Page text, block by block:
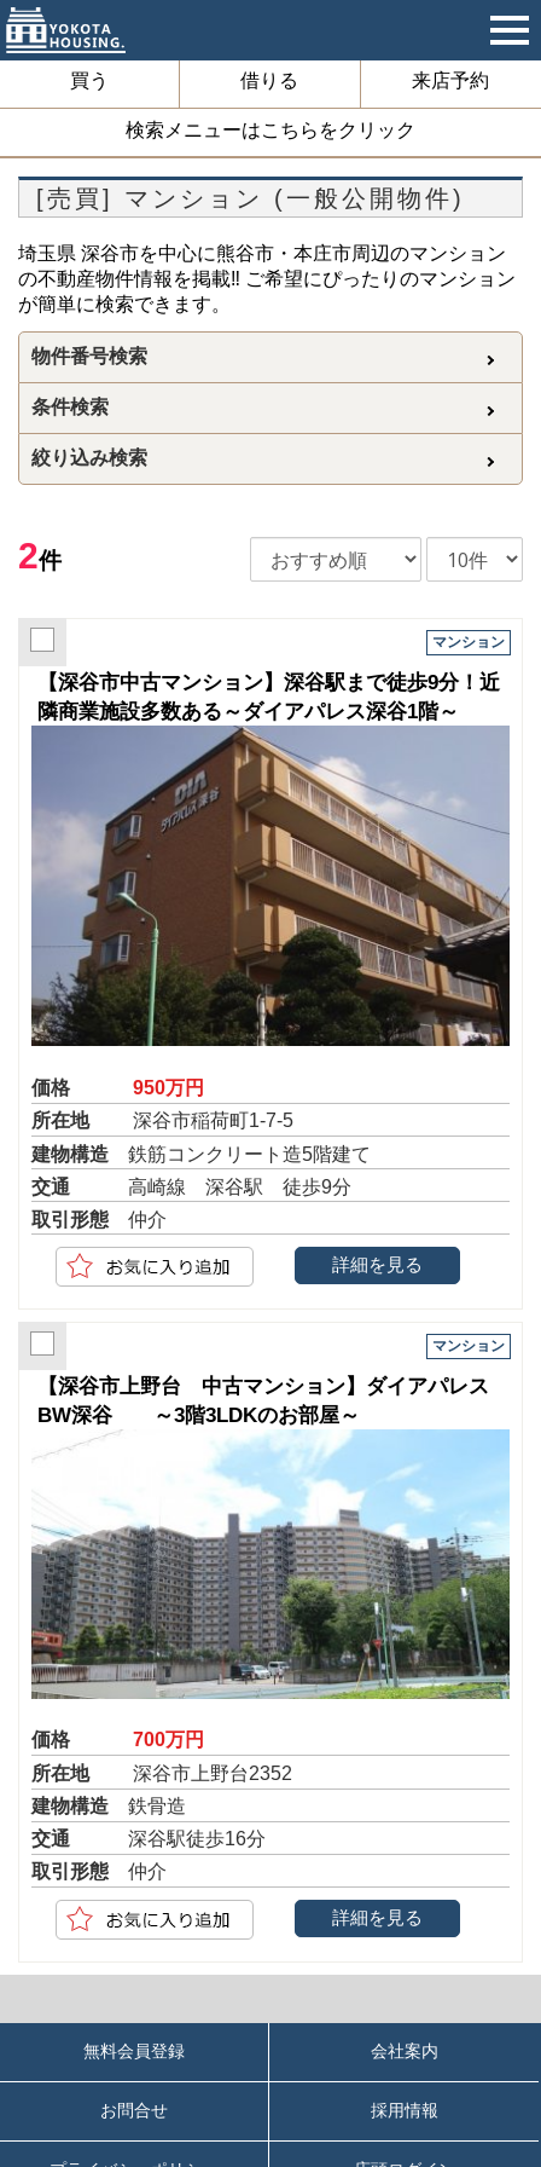
買う 借りる 来店予約
検索メニューはこちらをクリック
[売買] マンション (一般公開物件)
埼玉県 深谷市を中心に熊谷市・本庄市周辺のマンション
の不動産物件情報を掲載‼ ご希望にぴったりのマンション
が簡単に検索できます。
物件番号検索
条件検索
絞り込み検索
2件
マンション
【深谷市中古マンション】深谷駅まで徒歩9分！近
隣商業施設多数ある～ダイアパレス深谷1階～
価格
950万円
所在地
深谷市稲荷町1-7-5
建物構造
鉄筋コンクリート造5階建て
交通
高崎線 深谷駅 徒歩9分
取引形態
仲介
詳細を見る
マンション
【深谷市上野台 中古マンション】ダイアパレス
BW深谷 ～3階3LDKのお部屋～
価格
700万円
所在地
深谷市上野台2352
建物構造
鉄骨造
交通
深谷駅徒歩16分
取引形態
仲介
詳細を見る
無料会員登録 会社案内
お問合せ 採用情報